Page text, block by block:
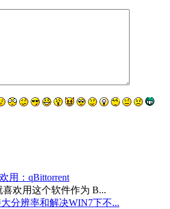
用：qBittorrent
喜欢用这个软件作为 B...
分辨率和解决WIN7下不...